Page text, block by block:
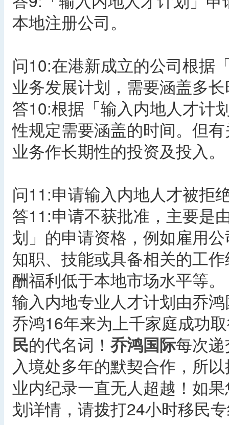
本地注册公司。
问10:在港新成立的公司根据
业务发展计划，需要涵盖多
答10:根据「输入内地人才计
性规定需要涵盖的时间。但
业务作长期性的投资及投入。
问11:申请输入内地人才被拒
答11:申请不获批准，主要是
划」的申请资格，例如雇用
知职、技能或具备相关的工
酬福利低于本地市场水平等。
输入内地专业人才计划由乔
乔鸿16年来为上千家庭成功
民的代名词！ 乔鸿国际每次
入境处多年的默契合作，所
业内纪录一直无人超越！如
划详情，请拨打24小时移民